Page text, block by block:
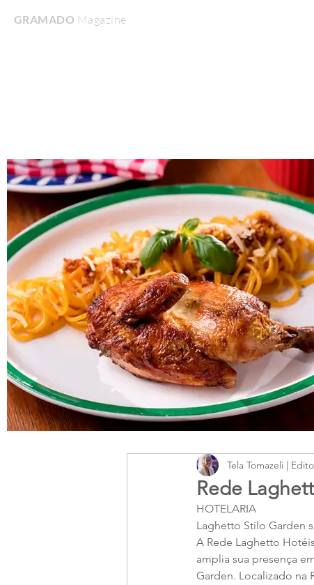
GRAMADO MagazineHome
Rede
Tela Tomazeli |
HOTELARIA
Laghetto Stilo Garden
A Rede Laghetto
amplia sua presença
Garden. Localizado na